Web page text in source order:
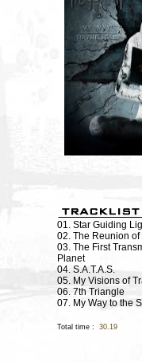
01. Star Guiding
02. The Reunion of
03. The First
Planet
04. S.A.T.A.S.
05. My Visions of
06. 7th Triangle
07. My Way to the
Total time : 30.19